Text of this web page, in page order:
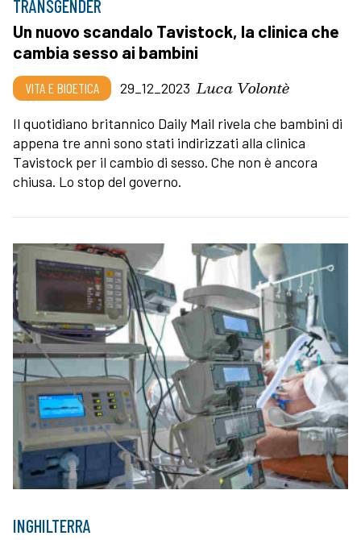
TRANSGENDER
Un nuovo scandalo Tavistock, la clinica che
cambia sesso ai bambini
VITA E BIOETICA 29_12_2023 Luca Volontè
Il quotidiano britannico Daily Mail rivela che bambini di
appena tre anni sono stati indirizzati alla clinica
Tavistock per il cambio di sesso. Che non è ancora
chiusa. Lo stop del governo.
INGHILTERRA